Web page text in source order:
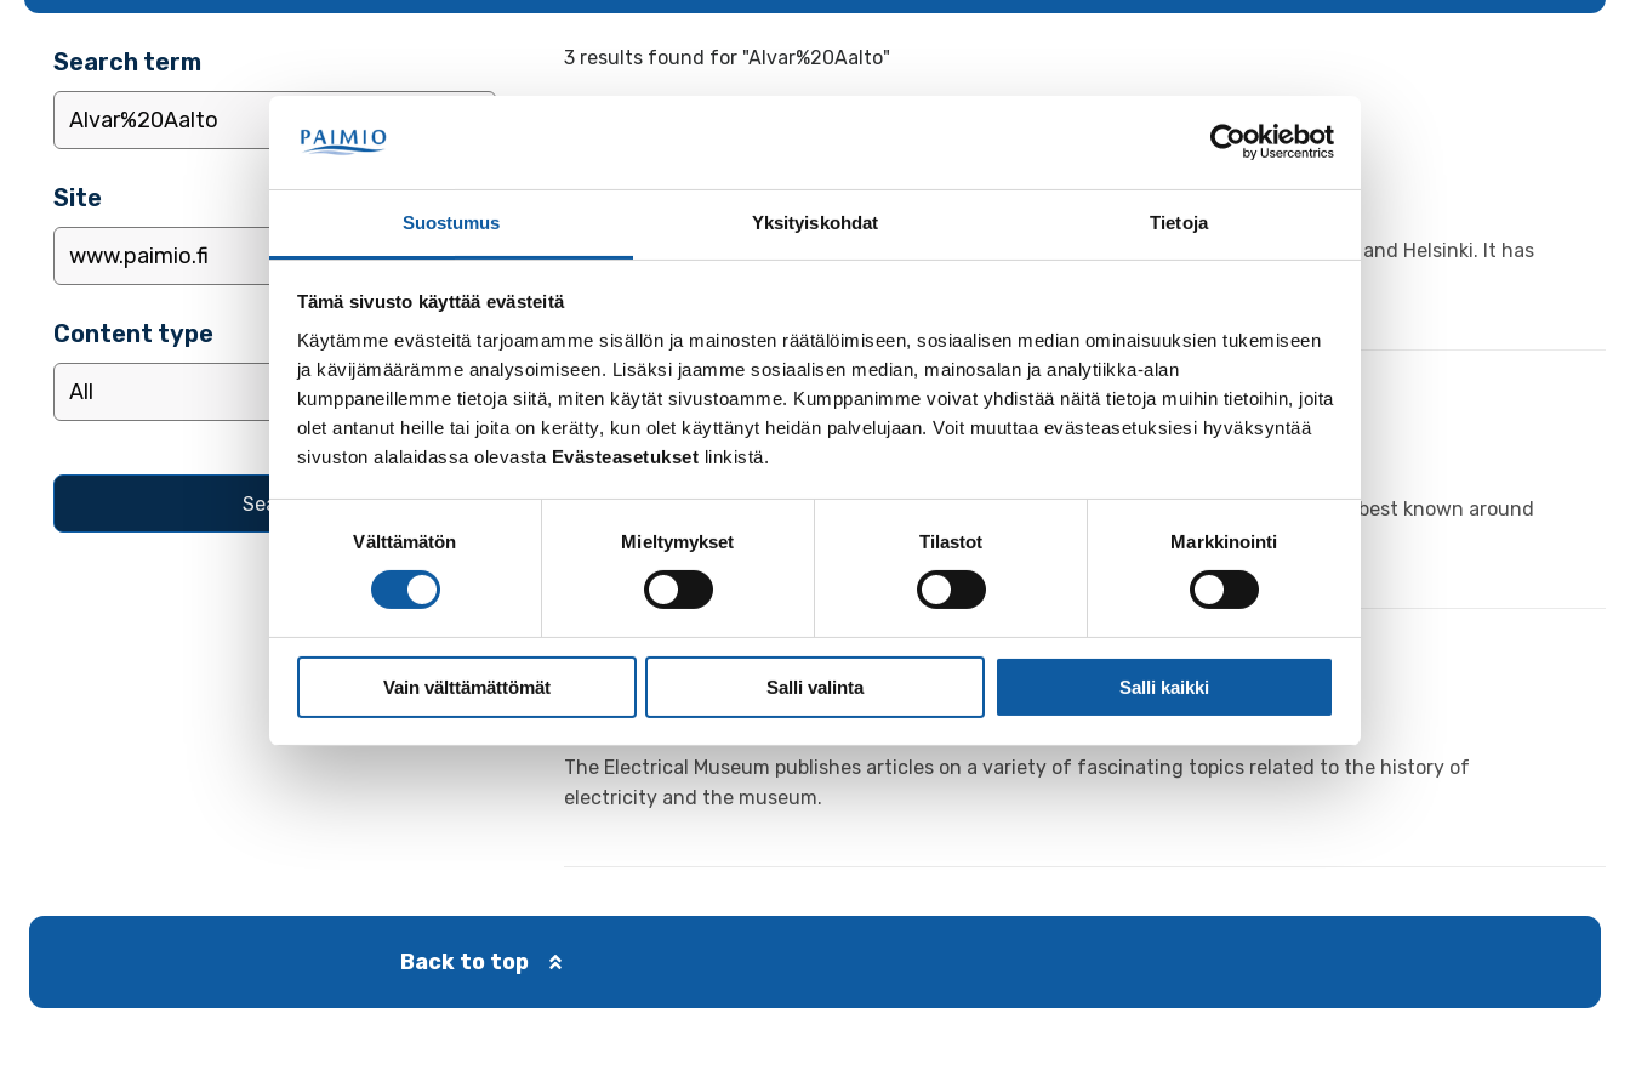
Suostumus Yksityiskohdat Tietoja
Tämä sivusto käyttää evästeitä
Käytämme evästeitä tarjoamamme sisällön ja mainosten räätälöimiseen, sosiaalisen median ominaisuuksien tukemiseen
ja kävijämäärämme analysoimiseen. Lisäksi jaamme sosiaalisen median, mainosalan ja analytiikka-alan
kumppaneillemme tietoja siitä, miten käytät sivustoamme. Kumppanimme voivat yhdistää näitä tietoja muihin tietoihin, joita
olet antanut heille tai joita on kerätty, kun olet käyttänyt heidän palvelujaan. Voit muuttaa evästeasetuksiesi hyväksyntää
sivuston alalaidassa olevasta Evästeasetukset linkistä.
Suostumuksen
Välttämätön Mieltymykset Tilastot Markkinointi
Vain välttämättömät Salli valinta Salli kaikki
Search term
Site
Content type
3 results found for "Alvar%20Aalto"
The town of Paimio is located in Southwest Finland, along the highway between Turku and Helsinki. It has
Pages
Culture and leisure
The Town of Paimio gives a lot of to see and do to its citizens and visitors. The town is best known around
the world of the Paimio Sanatorium, designed by...
Articles Published by the Electrical Museum
The Electrical Museum publishes articles on a variety of fascinating topics related to the history of
electricity and the museum.
Back to top